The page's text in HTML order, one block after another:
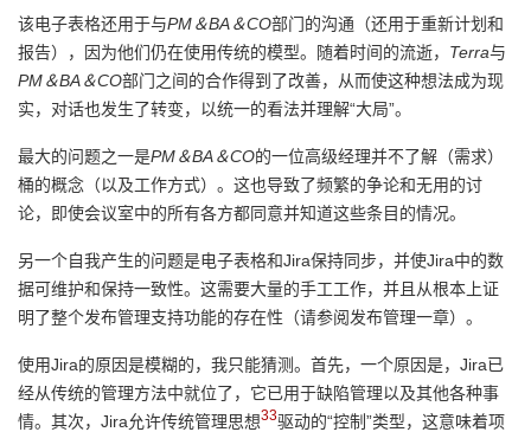
该电子表格还用于与PM＆BA＆CO部门的沟通（还用于重新计划和
报告），因为他们仍在使用传统的模型。随着时间的流逝， Terra与
PM＆BA＆CO部门之间的合作得到了改善，从而使这种想法成为现
实，对话也发生了转变，以统一的看法并理解“大局”。
最大的问题之一是PM＆BA＆CO的一位高级经理并不了解（需求）
桶的概念（以及工作方式）。这也导致了频繁的争论和无用的讨
论，即使会议室中的所有各方都同意并知道这些条目的情况。
另一个自我产生的问题是电子表格和Jira保持同步，并使Jira中的数
据可维护和保持一致性。这需要大量的手工工作，并且从根本上证
明了整个发布管理支持功能的存在性（请参阅发布管理一章）。
使用Jira的原因是模糊的，我只能猜测。首先，一个原因是，Jira已
经从传统的管理方法中就位了，它已用于缺陷管理以及其他各种事
情。其次，Jira允许传统管理思想33驱动的“控制”类型，这意味着项